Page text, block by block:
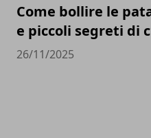
Come bollire le
e piccoli segreti di
26/11/2025